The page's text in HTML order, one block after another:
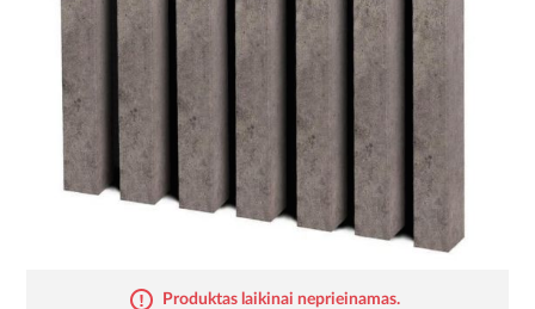
Produktas laikinai neprieinamas.